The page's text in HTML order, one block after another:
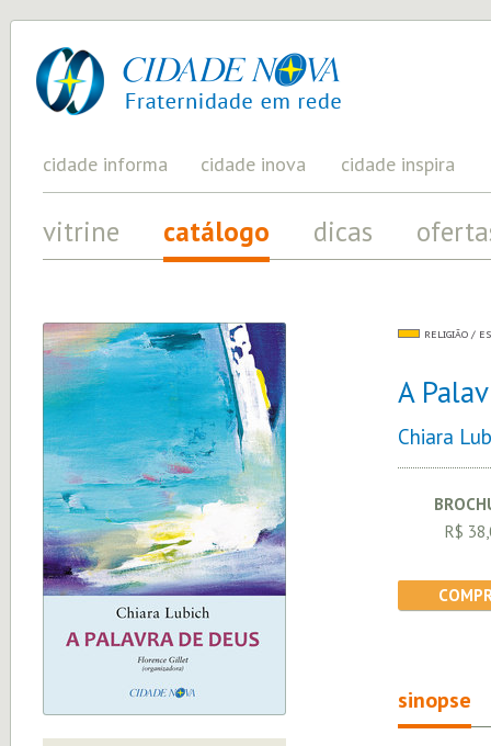
cidade
nova
UM
PROJETO
PELA
FRATERNIDADE
cidade informa cidade inova cidade inspira
vitrine catálogo dicas
RELIGIÃO /
A
Chiara
R$
sinopse